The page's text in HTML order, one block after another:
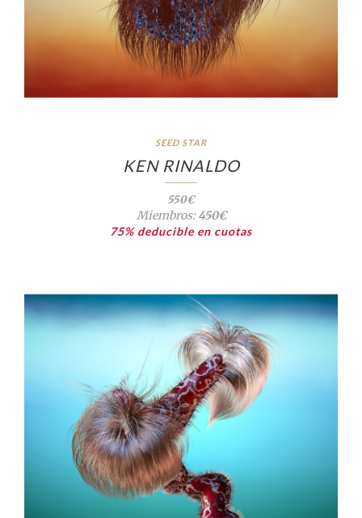
SEED STAR
KEN RINALDO
550€
Miembros:450€
75% deducible en cuotas